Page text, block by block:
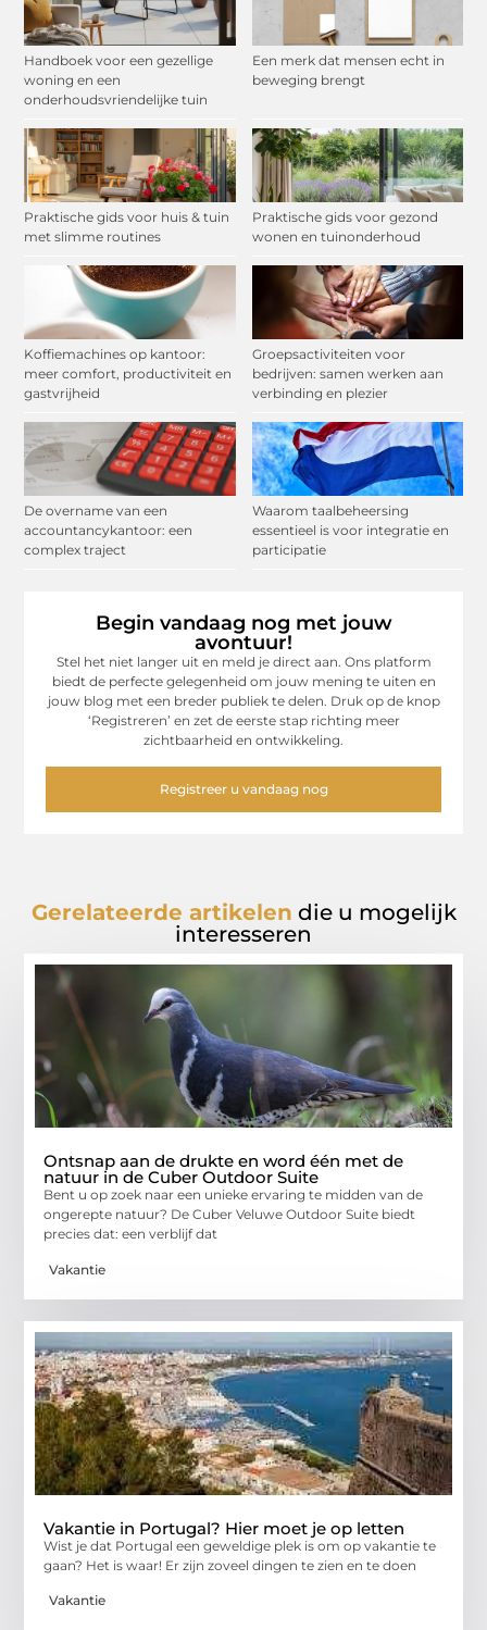
Handboek voor een gezellige
woning en een
onderhoudsvriendelijke tuin
Een merk dat mensen echt in
beweging brengt
Praktische gids voor huis & tuin
met slimme routines
Praktische gids voor gezond
wonen en tuinonderhoud
Koffiemachines op kantoor:
meer comfort, productiviteit en
gastvrijheid
Groepsactiviteiten voor
bedrijven: samen werken aan
verbinding en plezier
De overname van een
accountancykantoor: een
complex traject
Waarom taalbeheersing
essentieel is voor integratie en
participatie
Begin vandaag nog met jouw
avontuur!
Stel het niet langer uit en meld je direct aan. Ons platform
biedt de perfecte gelegenheid om jouw mening te uiten en
jouw blog met een breder publiek te delen. Druk op de knop
‘Registreren’ en zet de eerste stap richting meer
zichtbaarheid en ontwikkeling.
Registreer u vandaag nog
Gerelateerde artikelen die u mogelijk
interesseren
Ontsnap aan de drukte en word één met de
natuur in de Cuber Outdoor Suite
Bent u op zoek naar een unieke ervaring te midden van de
ongerepte natuur? De Cuber Veluwe Outdoor Suite biedt
precies dat: een verblijf dat
Vakantie
Vakantie in Portugal? Hier moet je op letten
Wist je dat Portugal een geweldige plek is om op vakantie te
gaan? Het is waar! Er zijn zoveel dingen te zien en te doen
Vakantie